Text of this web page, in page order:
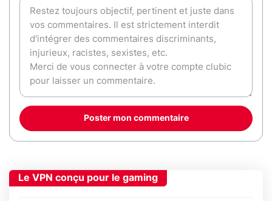
Poster mon commentaire
Le VPN conçu pour le gaming